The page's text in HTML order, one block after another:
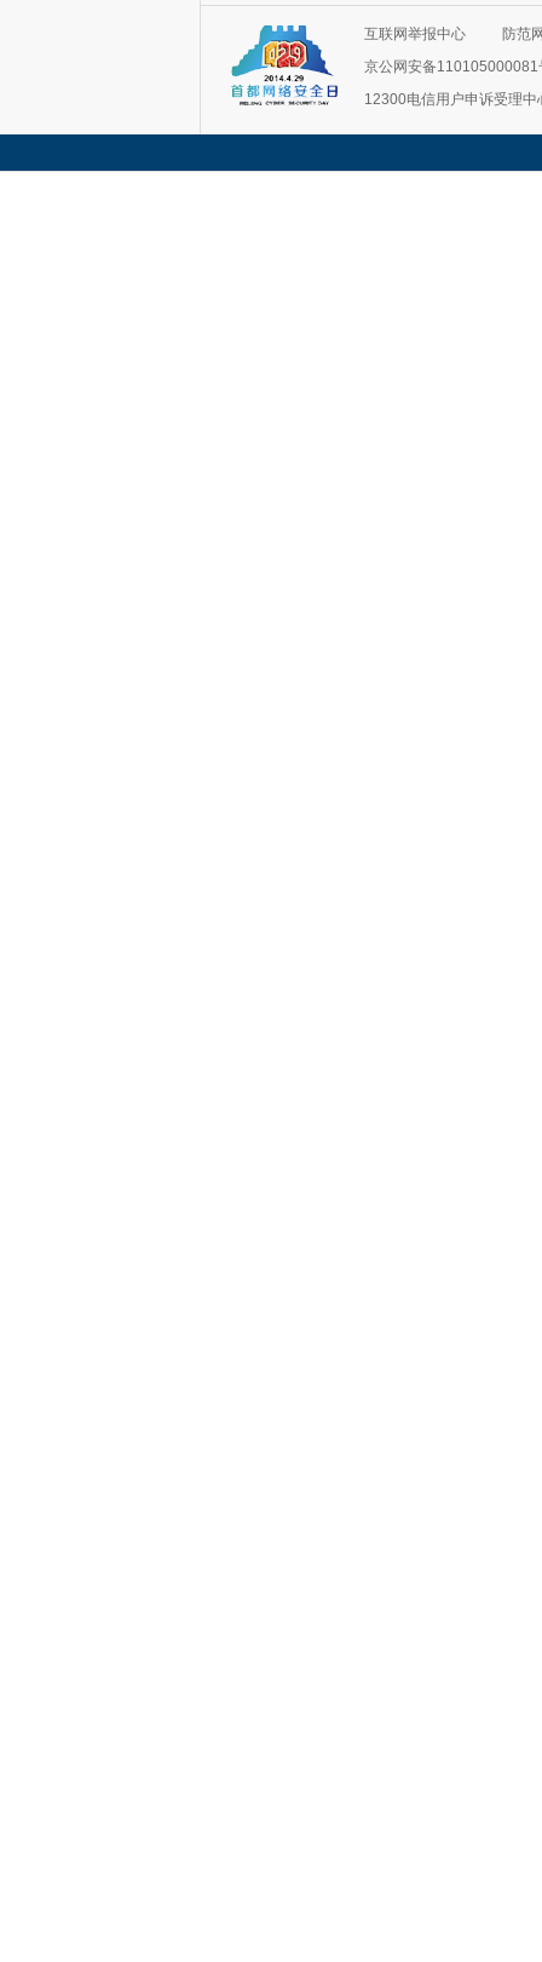
互联网举报中心
防范
京公网安备110105000081
12300电信用户申诉受理中